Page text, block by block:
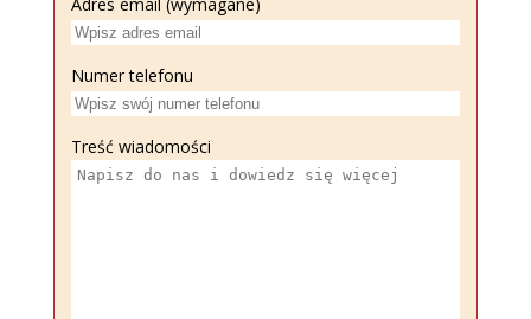
Numer telefonu
Treść wiadomości